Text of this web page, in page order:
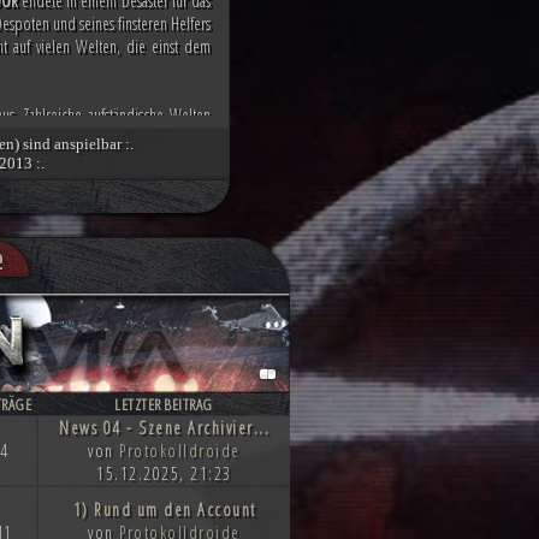
und seines finsteren Helfers
auf vielen Welten, die einst dem
Zahlreiche aufständische Welten
an. Während
republikanische Anführerin Mon
die imperialen Würdenträger auf
den Dunklen Orden des toten
des Imperiums bringt. Unter
des verbliebenen Imperiums und
scheint das Ende des Kampfes
wie die Zukunft von Millionen
sind anspielbar :.
:.
LETZTER BEITRAG
4
News 04 - Szene Archivier...
von Protokolldroide
15.12.2025, 21:23
1) Rund um den Account
von Protokolldroide